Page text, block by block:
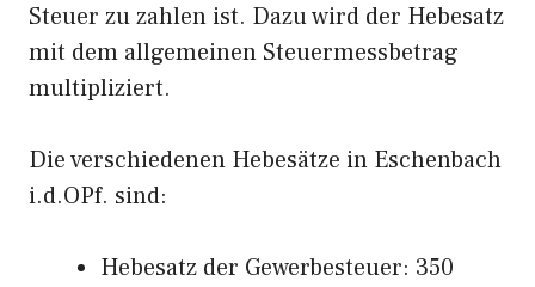
Steuer zu zahlen ist. Dazu wird der Hebesatz
mit dem allgemeinen Steuermessbetrag
multipliziert.
Die verschiedenen Hebesätze in Eschenbach
i.d.OPf. sind:
Hebesatz der Gewerbesteuer: 350